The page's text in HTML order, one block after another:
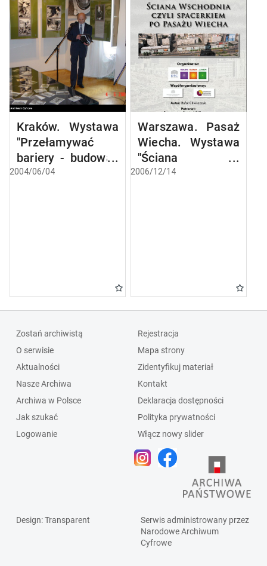
Kraków. Wystawa
"Przełamywać
bariery - budować
mosty". Wojna na
2004/06/04
Warszawa. Pasaż
Wiecha. Wystawa
"Ściana
Wschodnia czyli
2006/12/14
Zostań archiwistą
O serwisie
Aktualności
Nasze Archiwa
Archiwa w Polsce
Jak szukać
Logowanie
Rejestracja
Mapa strony
Zidentyfikuj materiał
Kontakt
Deklaracja dostępności
Polityka prywatności
Włącz nowy slider
Design: Transparent
Serwis administrowany przez
Narodowe Archiwum
Cyfrowe